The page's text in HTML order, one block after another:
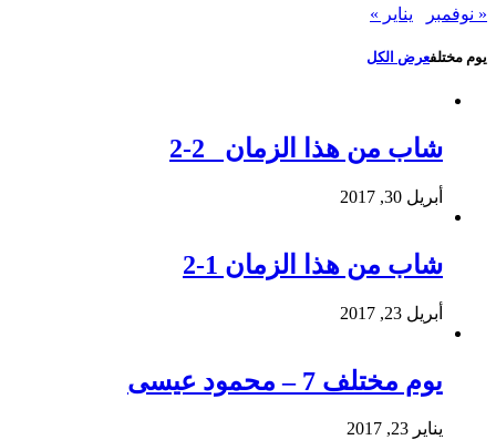
« نوفمبر
يناير »
يوم مختلفعرض الكل
شاب من هذا الزمان 2-2
أبريل 30, 2017
شاب من هذا الزمان 1-2
أبريل 23, 2017
يوم مختلف 7 – محمود عيسى
يناير 23, 2017